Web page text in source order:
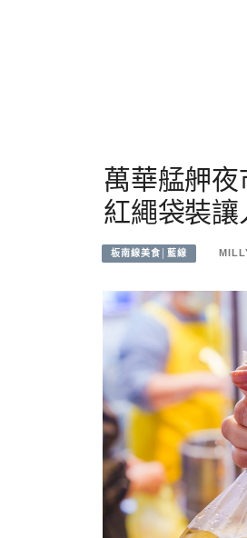
萬華艋舺夜
紅繩袋裝
板南線美食│藍線